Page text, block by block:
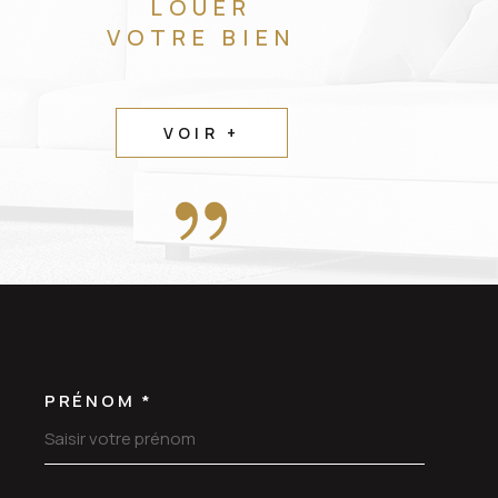
LOUER
VOTRE BIEN
VOIR +
PRÉNOM *